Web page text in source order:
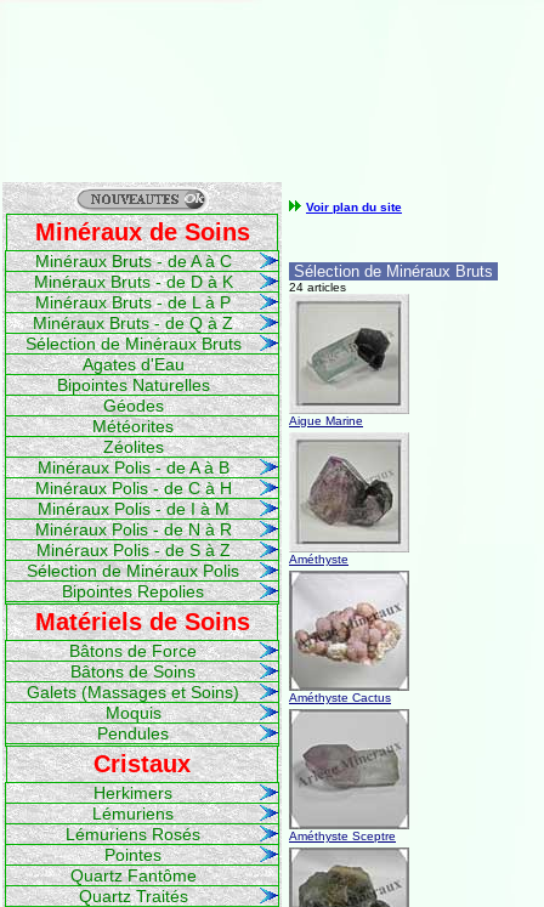
Minéraux de Soins
Minéraux Bruts - de A à C
Minéraux Bruts - de D à K
Minéraux Bruts - de L à P
Minéraux Bruts - de Q à Z
Sélection de Minéraux Bruts
Agates d'Eau
Bipointes Naturelles
Géodes
Météorites
Zéolites
Minéraux Polis - de A à B
Minéraux Polis - de C à H
Minéraux Polis - de I à M
Minéraux Polis - de N à R
Minéraux Polis - de S à Z
Sélection de Minéraux Polis
Bipointes Repolies
Matériels de Soins
Bâtons de Force
Bâtons de Soins
Galets (Massages et Soins)
Moquis
Pendules
Cristaux
Herkimers
Lémuriens
Lémuriens Rosés
Pointes
Quartz Fantôme
Quartz Traités
Voir plan du site
Sélection de Minéraux Bruts
24 articles
Aigue Marine
Améthyste
Améthyste Cactus
Améthyste Sceptre